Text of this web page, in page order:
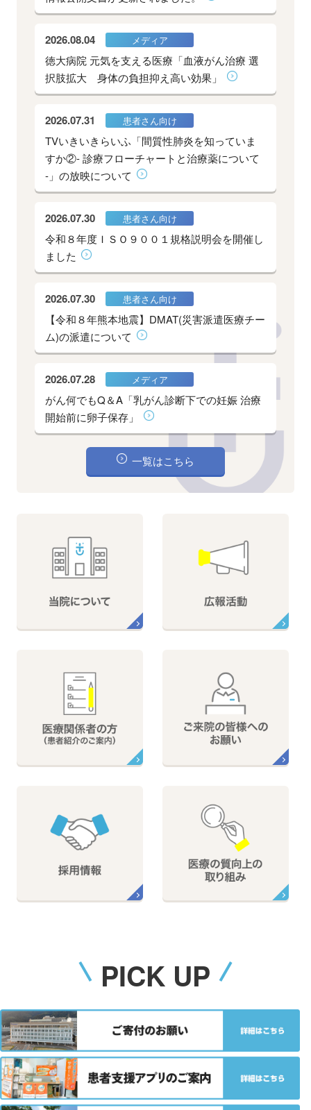
一覧はこちら
2026.08.04 メディア
徳大病院 元気を支える医療「血液がん治療 選
択肢拡大 身体の負担抑え高い効果」
2026.07.31 患者さん向け
TVいきいきらいふ「間質性肺炎を知っていま
すか②- 診療フローチャートと治療薬について
-」の放映について
2026.07.30 患者さん向け
令和８年度ＩＳＯ９００１規格説明会を開催し
ました
2026.07.30 患者さん向け
【令和８年熊本地震】DMAT(災害派遣医療チー
ム)の派遣について
2026.07.28 メディア
がん何でもQ＆A「乳がん診断下での妊娠 治療
開始前に卵子保存」
PICK UP